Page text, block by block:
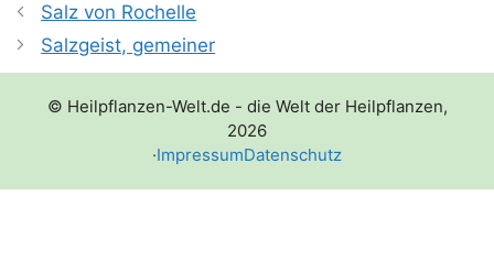
Salz von Rochelle
Salzgeist, gemeiner
© Heilpflanzen-Welt.de - die Welt der Heilpflanzen,
2026
·ImpressumDatenschutz